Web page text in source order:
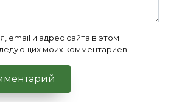
email и адрес сайта в этом
моих комментариев.